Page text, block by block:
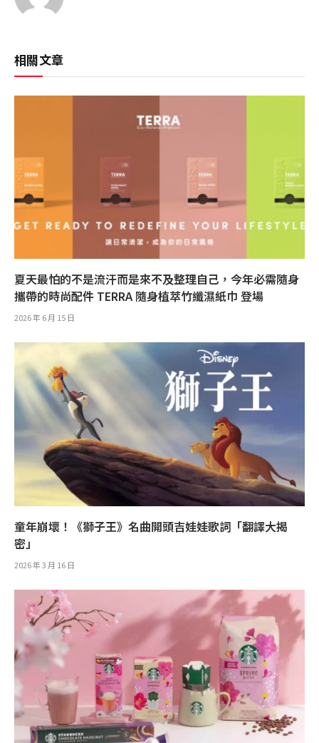
相關文章
夏天最怕的不是流汗而是來不及整理自己，今年必需隨身
攜帶的時尚配件 TERRA 隨身植萃竹纖濕紙巾 登場
2026 年 6 月 15 日
童年崩壞！《獅子王》名曲開頭吉娃娃歌詞「翻譯大揭
密」
2026 年 3 月 16 日